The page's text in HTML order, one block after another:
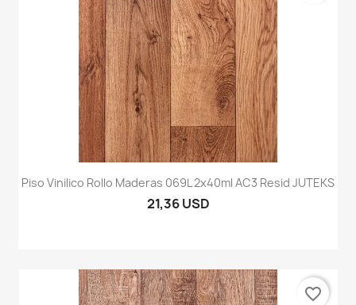
Piso Vinilico Rollo Maderas 069L 2x40ml AC3 Resid JUTEKS
21,36 USD
favorite_border